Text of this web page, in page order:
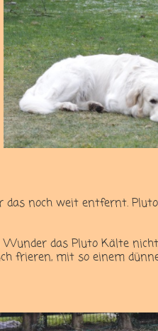
noch weit entfernt.
Wunder das Pluto Kälte
frieren, mit so einem